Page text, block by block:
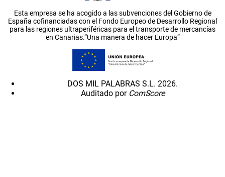
Esta empresa se ha acogido a las subvenciones del Gobierno de
España cofinanciadas con el Fondo Europeo de Desarrollo Regional
para las regiones ultraperiféricas para el transporte de mercancías
en Canarias.”Una manera de hacer Europa”
DOS MIL PALABRAS S.L. 2026.
Auditado por ComScore